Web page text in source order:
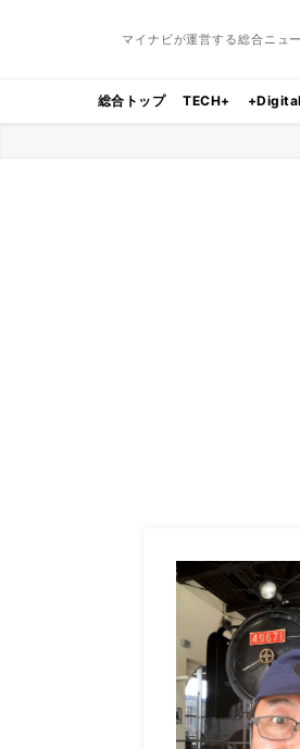
マイナビが運営する総合ニュ
総合トップ TECH+ +Digital